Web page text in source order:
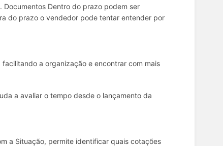
Dentro do prazo podem ser
do prazo o vendedor pode tentar entender por
a organização e encontrar com mais
a avaliar o tempo desde o lançamento da
a Situação, permite identificar quais cotações